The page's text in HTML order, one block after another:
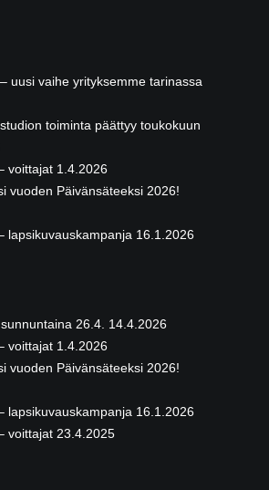
uusi vaihe yrityksemme tarinassa
toiminta päättyy toukokuun
voittajat 1.4.2026
vuoden Päivänsäteeksi 2026!
lapsikuvauskampanja 16.1.2026
26.4. 14.4.2026
voittajat 1.4.2026
vuoden Päivänsäteeksi 2026!
lapsikuvauskampanja 16.1.2026
voittajat 23.4.2025